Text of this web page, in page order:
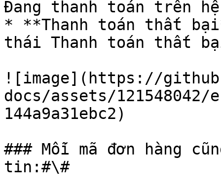
Đang thanh toán trên
* **Thanh toán thất
thái Thanh toán thất
![image](https://
docs/assets/121548042/
144a9a31ebc2)
### Mỗi mã đơn hàng
tin:#\#